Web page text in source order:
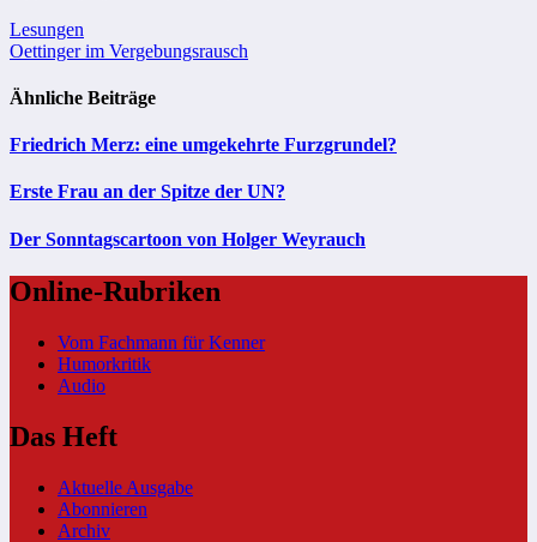
Beitragsnavigation
Lesungen
Oettinger im Vergebungsrausch
Ähnliche Beiträge
Friedrich Merz: eine umgekehrte Furzgrundel?
Erste Frau an der Spitze der UN?
Der Sonntagscartoon von Holger Weyrauch
Online-Rubriken
Vom Fachmann für Kenner
Humorkritik
Audio
Das Heft
Aktuelle Ausgabe
Abonnieren
Archiv